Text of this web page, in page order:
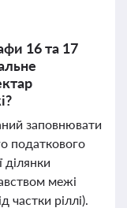
16 та 17
заповнювати
податкового
ділянки
межі
частки ріллі).